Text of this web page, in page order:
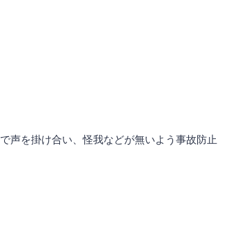
声を掛け合い、怪我などが無いよう事故防止